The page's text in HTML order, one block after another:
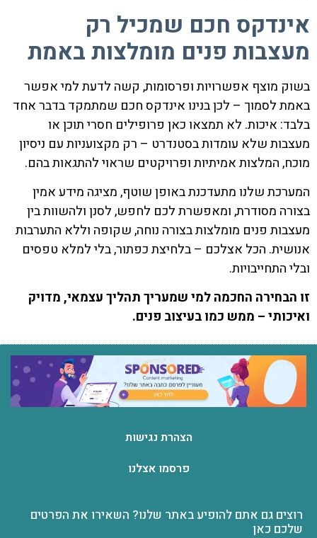
אינדקס חכם שמכיל רק
מעצבות פנים מומלצות באמת
בשוק מוצף אפשרויות ופרסומות, קשה לדעת למי אפשר
באמת לסמוך – לכן בנינו אינדקס חכם שמתמקד בדבר אחד
בלבד: איכות. לא תמצאו כאן פרופילים חסרי תוכן או
מעצבות שלא עומדות בסטנדרט – רק מקצועניות עם ניסיון
מוכח, המלצות אמיתיות ופרויקטים שראוי להתגאות בהם.
המערכת שלנו מתעדכנת באופן שוטף, מציגה מידע אמין
בצורה מסודרת, ומאפשרת לכם לחפש, לסנן ולהשוות בין
מעצבות פנים מומלצות בצורה נוחה, שקופה וללא התערבות
אנושית. הכל אצלכם – בלחיצת כפתור, בלי למלא טפסים
ובלי התחייבויות.
זו הבחירה החכמה למי שמעריך תהליך עצמאי, מדויק
ואיכותי – ממש כמו בעיצוב פנים.
הצהרת נגישות
פרסמו אצלנו
רוצים גם אתם להופיע באתר שלנו? השאירו את הפרטים
שלכם כאן